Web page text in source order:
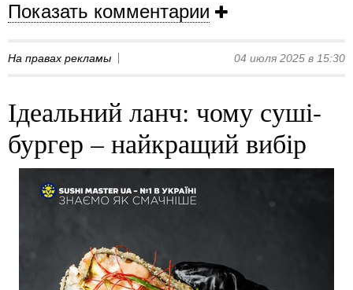
Показать комментарии
На правах рекламы 04 июля 2025 в 15:30
Ідеальний ланч: чому суші-
бургер – найкращий вибір